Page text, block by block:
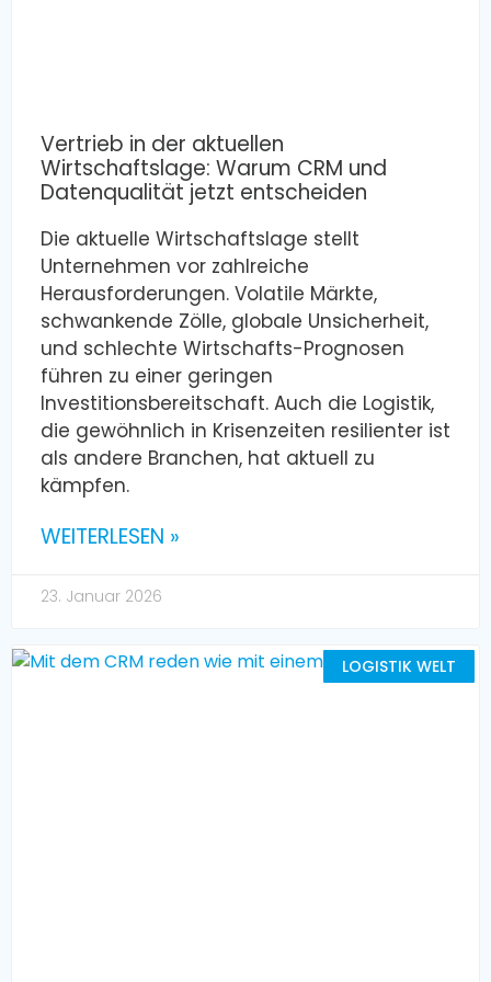
Vertrieb in der aktuellen
Wirtschaftslage: Warum CRM und
Datenqualität jetzt entscheiden
Die aktuelle Wirtschaftslage stellt
Unternehmen vor zahlreiche
Herausforderungen. Volatile Märkte,
schwankende Zölle, globale Unsicherheit,
und schlechte Wirtschafts-Prognosen
führen zu einer geringen
Investitionsbereitschaft. Auch die Logistik,
die gewöhnlich in Krisenzeiten resilienter ist
als andere Branchen, hat aktuell zu
kämpfen.
WEITERLESEN »
23. Januar 2026
LOGISTIK WELT